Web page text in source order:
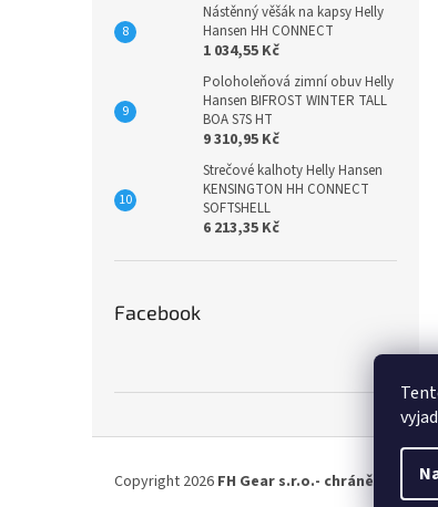
Nástěnný věšák na kapsy Helly
Hansen HH CONNECT
1 034,55 Kč
Poloholeňová zimní obuv Helly
Hansen BIFROST WINTER TALL
BOA S7S HT
9 310,95 Kč
Strečové kalhoty Helly Hansen
KENSINGTON HH CONNECT
SOFTSHELL
6 213,35 Kč
Facebook
Copyright 2026 FH Gear s.r.o.- chráněná dílna